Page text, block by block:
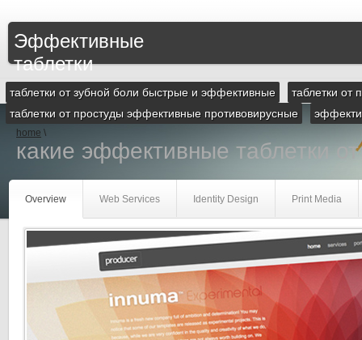
Эффективные
таблетки
таблетки от зубной боли быстрые и эффективные
таблетки от
таблетки от простуды эффективные противовирусные
home \
какие эффективные таблетки
Overview Web Services Identity Design Print Media